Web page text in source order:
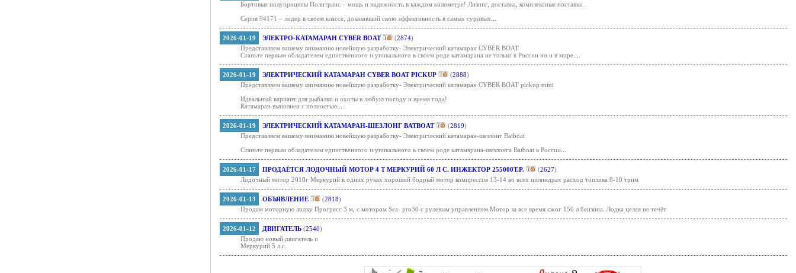
Бортовые полуприцепы Политранс – мощь и надежность в каждом километре! Лизинг, доставка, комплексные поставки.
Серия 94171 – лидер в своем классе, доказавший свою эффективность в самых суровых
2026-01-19 ЭЛЕКТРО-КАТАМАРАН CYBER BOAT (2874)
Представляем вашему вниманию новейшую разработку- Электрический катамаран CYBER BOAT
Станьте первым обладателем единственного и уникального в своем роде катамарана не только в России но и в мире.
2026-01-19 ЭЛЕКТРИЧЕСКИЙ КАТАМАРАН CYBER BOAT PICKUP (2888)
Представляем вашему вниманию новейшую разработку- Электрический катамаран CYBER BOAT pickup mini
Идеальный вариант для рыбалки и охоты в любую погоду и время года!
Катамаран выполнен с полностью
2026-01-19 ЭЛЕКТРИЧЕСКИЙ КАТАМАРАН-ШЕЗЛОНГ BATBOAT (2819)
Представляем вашему вниманию новейшую разработку- Электрический катамаран-шезлонг Batboat
Станьте первым обладателем единственного и уникального в своем роде катамарана-шезлонга Batboat в России
2026-01-17 ПРОДАЁТСЯ ЛОДОЧНЫЙ МОТОР 4 Т МЕРКУРИЙ 60 Л С. ИНЖЕКТОР 255000Т.Р. (2627)
Лодочный мотор 2010г Меркурий в одних руках хороший бодрый мотор компрессия 13-14 во всех цилиндрах расход топлива 8-10 трим
2026-01-13 ОБЪЯВЛЕНИЕ (2818)
Продам моторную лодку Прогресс 3 м, с мотором Sea- pro30 с рулевым управлением.Мотор за все время сжог 150 л бензина. Лодка целая не течёт
2026-01-12 ДВИГАТЕЛЬ (2540)
Продаю новый двигатель и
Меркурий 5 л.с.